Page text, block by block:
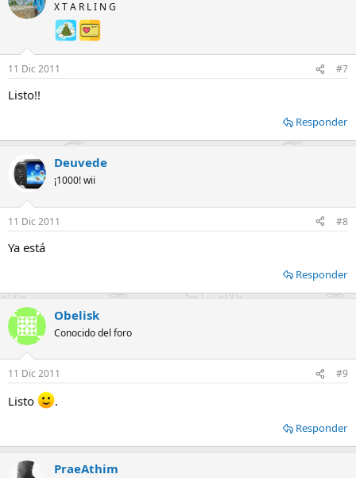
X T A R L I N G
11 Dic 2011 #7
Listo!!
Responder
Deuvede
¡1000! wii
11 Dic 2011 #8
Ya está
Responder
Obelisk
Conocido del foro
11 Dic 2011 #9
Listo .
Responder
PraeAthim